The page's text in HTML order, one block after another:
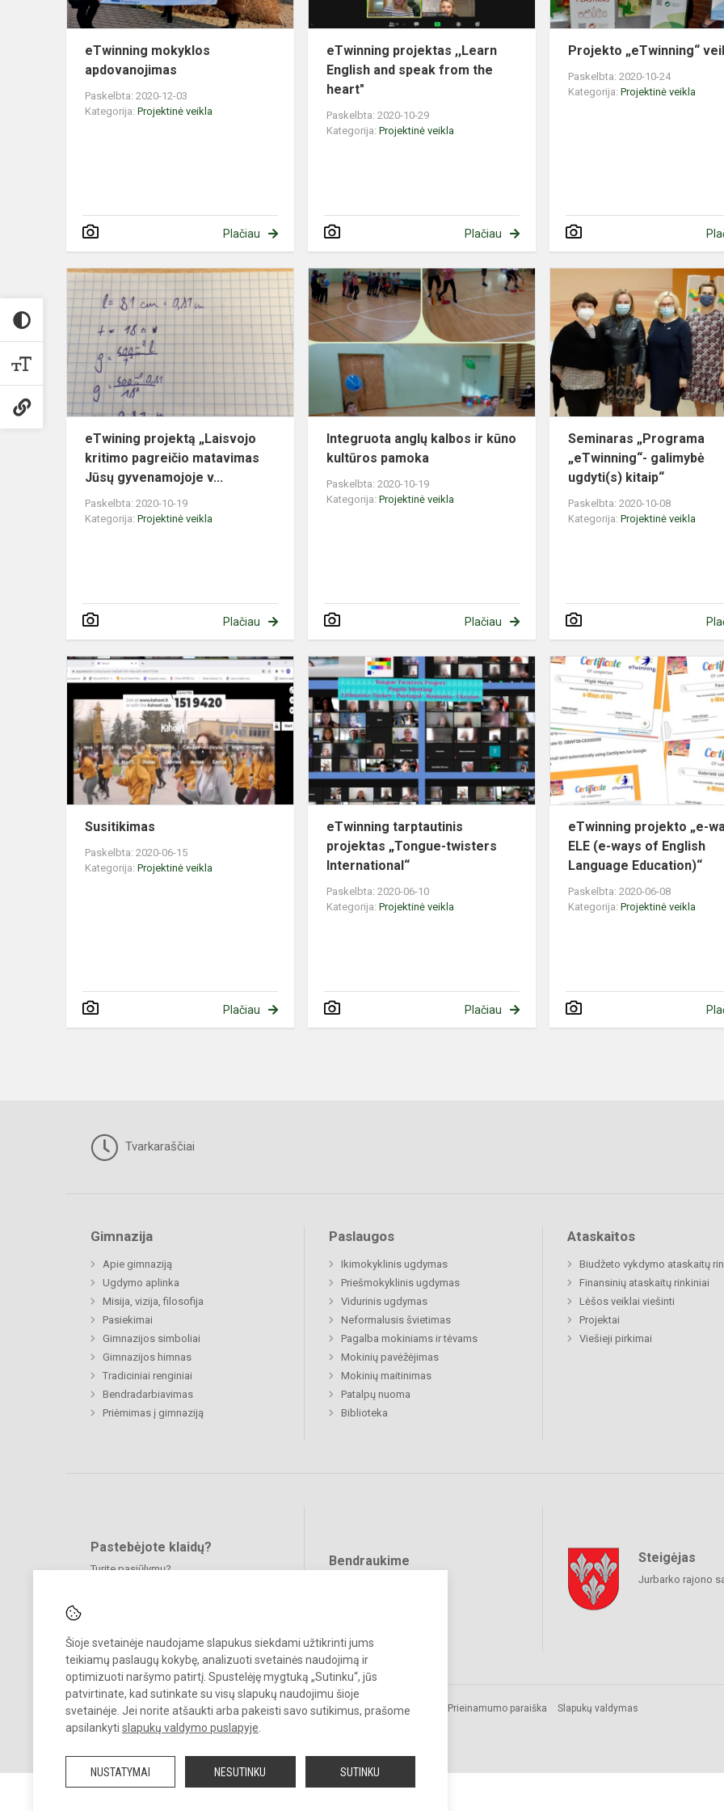
Šioje svetainėje naudojame slapukus siekdami užtikrinti jums
teikiamų paslaugų kokybę, analizuoti svetainės naudojimą ir
optimizuoti naršymo patirtį. Spustelėję mygtuką „Sutinku“, jūs
patvirtinate, kad sutinkate su visų slapukų naudojimu šioje
svetainėje. Jei norite atšaukti arba pakeisti savo sutikimus, prašome
apsilankyti slapukų valdymo puslapyje
NUSTATYMAI NESUTINKU SUTINKU
eTwinning mokyklos
apdovanojimas
Paskelbta: 2020-12-03
Kategorija: Projektinė veikla
Plačiau
from
the
eTwinning projektas ,,Learn
English and speak from the
heart"
Paskelbta: 2020-10-29
Kategorija:Projektinė veikla
Plačiau
Projekto „eTwinning“
Paskelbta: 2020-10-24
Kategorija:Projektinė veikla
eTwining
projektą
„Laisvojo
kritimo
pagreičio
matavimas
Jūs...
eTwining projektą „Laisvojo
kritimo pagreičio matavimas
Jūsų gyvenamojoje v...
Paskelbta: 2020-10-19
Kategorija: Projektinė veikla
Plačiau
Integruota
kalbos
ir
kūno
kultūros
pamoka
Integruota anglų kalbos ir kūno
kultūros pamoka
Paskelbta: 2020-10-19
Kategorija:Projektinė veikla
Plačiau
Seminaras „Programa
„eTwinning“- galimybė
ugdyti(s) kitaip“
Paskelbta: 2020-10-08
Kategorija:Projektinė veikla
Susitikimas
Susitikimas
Paskelbta: 2020-06-15
Kategorija: Projektinė veikla
Plačiau
eTwinning
tarptautinis
projektas
„Tongue-
twisters
Internati...
eTwinning tarptautinis
projektas „Tongue-twisters
International“
Paskelbta: 2020-06-10
Kategorija:Projektinė veikla
Plačiau
eTwinning projekto „e-
ELE (e-ways of English
Language Education)“
Paskelbta: 2020-06-08
Kategorija:Projektinė veikla
Tvarkaraščiai
Gimnazija
Apie gimnaziją
Ugdymo aplinka
Misija, vizija, filosofija
Pasiekimai
Gimnazijos simboliai
Gimnazijos himnas
Tradiciniai renginiai
Bendradarbiavimas
Priėmimas į gimnaziją
Paslaugos
Ikimokyklinis ugdymas
Priešmokyklinis ugdymas
Vidurinis ugdymas
Neformalusis švietimas
Pagalba mokiniams ir tėvams
Mokinių pavėžėjimas
Mokinių maitinimas
Patalpų nuoma
Biblioteka
Ataskaitos
Biudžeto vykdymo ataskaitų
Finansinių ataskaitų rinkiniai
Lėšos veiklai viešinti
Projektai
Viešieji pirkimai
Pastebėjote klaidų?
Turite pasiūlymų?
Bendraukime Steigėjas
Jurbarko rajono
© 2023. Veliuonos Antano ir Jono Juškų gimnazija. Visos teisės
saugomos.
Kopijuoti turinį be raštiško gimnazijos administracijos sutikimo griežtai
Prieinamumo paraiška Slapukų valdymas